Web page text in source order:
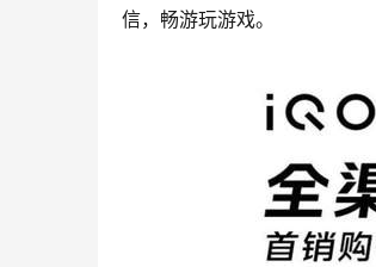
信，畅游玩游戏。